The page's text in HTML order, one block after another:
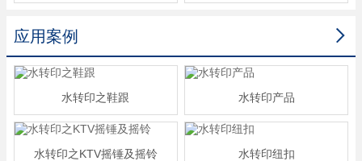

应用案例
水转印之鞋跟 水转印产品
水转印之KTV摇锤及摇铃 水转印纽扣